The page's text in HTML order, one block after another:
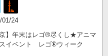
01/24
京】年末はレゴ®尽くし★アニマ
イベント レゴ®ウィーク